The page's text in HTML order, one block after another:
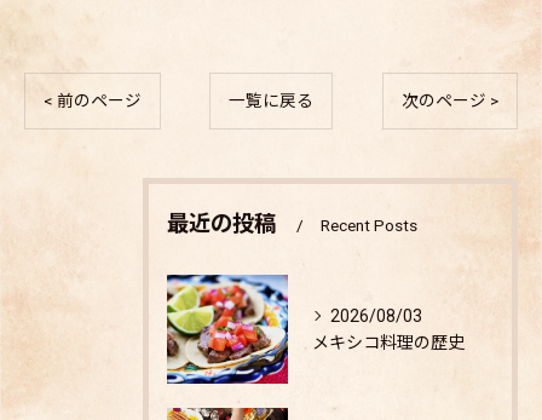
< 前のページ 一覧に戻る 次のページ >
最近の投稿 Recent Posts
2026/08/03
メキシコ料理の歴史